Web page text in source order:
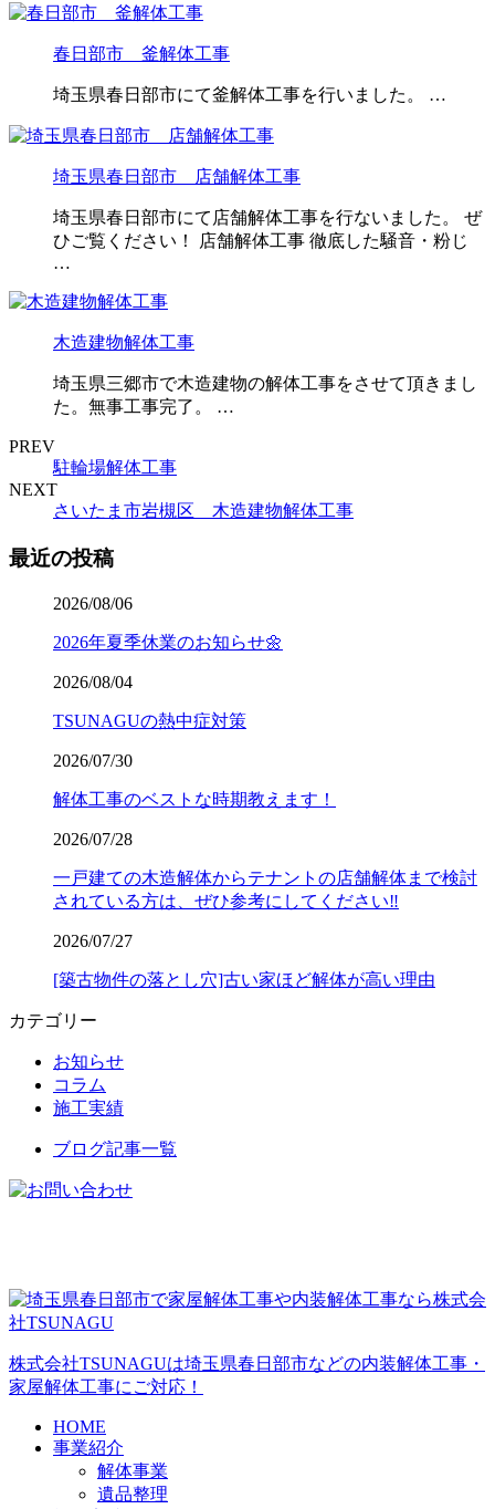
春日部市 釜解体工事
埼玉県春日部市にて釜解体工事を行いました。 …
埼玉県春日部市 店舗解体工事
埼玉県春日部市にて店舗解体工事を行ないました。 ぜ
ひご覧ください！ 店舗解体工事 徹底した騒音・粉じ
…
木造建物解体工事
埼玉県三郷市で木造建物の解体工事をさせて頂きまし
た。無事工事完了。 …
PREV
駐輪場解体工事
NEXT
さいたま市岩槻区 木造建物解体工事
最近の投稿
2026/08/06
2026年夏季休業のお知らせ🌼
2026/08/04
TSUNAGUの熱中症対策
2026/07/30
解体工事のベストな時期教えます！
2026/07/28
一戸建ての木造解体からテナントの店舗解体まで検討
されている方は、ぜひ参考にしてください‼️
2026/07/27
[築古物件の落とし穴]古い家ほど解体が高い理由
カテゴリー
お知らせ
コラム
施工実績
ブログ記事一覧
株式会社TSUNAGUは埼玉県春日部市などの内装解体工事・
家屋解体工事にご対応！
HOME
事業紹介
解体事業
遺品整理